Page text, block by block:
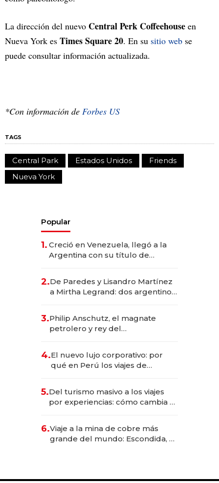
La dirección del nuevo Central Perk Coffeehouse en
Nueva York es Times Square 20. En su sitio web se
puede consultar información actualizada.
*Con información de Forbes US
TAGS
Central Park Estados Unidos
Friends
Nueva York
Popular
1. Creció en Venezuela, llegó a la
Argentina con su título de
las marcas "fast premium"
2.De Paredes y Lisandro Martínez
a Mirtha Legrand: dos argentinos
3.Philip Anschutz, el magnate
petrolero y rey del
Fénix
4.El nuevo lujo corporativo: por
qué en Perú los viajes de
transformadoras
5.Del turismo masivo a los viajes
por experiencias: cómo cambia el
6.Viaje a la mina de cobre más
grande del mundo: Escondida, el